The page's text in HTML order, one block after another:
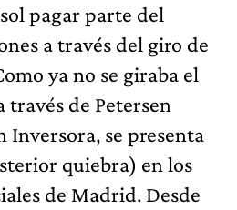
pagar parte del
a través del giro de
ya no se giraba el
través de Petersen
Inversora, se presenta
quiebra) en los
de Madrid. Desde